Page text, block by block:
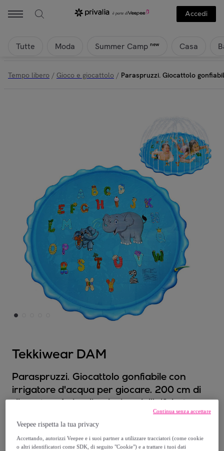
Accedi
Tutte Moda Summer Camp new Casa
Tempo libero / Gioco e giocattolo / Paraspruzzi. Giocattolo
Tekkiwear DAM
Paraspruzzi. Giocattolo gonfiabile con
irrigatore d'acqua per giocare. 200 cm di
diametro. Animali e design dell'alfabeto.
22,99 €
Veepee rispetta la tua privacy
Accettando, autorizzi Veepee e i suoi partner a utilizzare tracciatori (come cookie
o altri identificatori come SDK, di seguito "Cookie") e a trattare i tuoi dati
Continua senza accettare